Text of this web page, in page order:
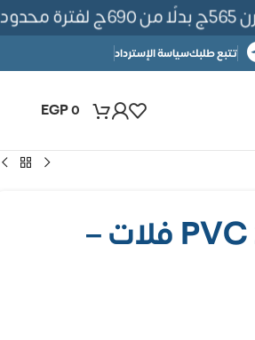
تتبع طلبكسياسة الإسترداد
EGP0
بديل خشب PVC 20CM فلات –